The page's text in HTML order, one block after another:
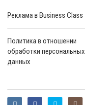
Реклама в Business Class
Политика в отношении
обработки персональных
данных